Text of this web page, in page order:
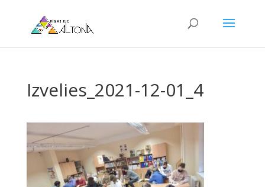
Izvelies_2021-12-01_4